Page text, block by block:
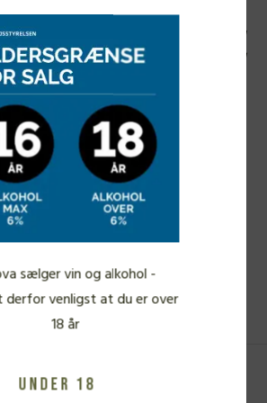
kaprifolie og et strejf af
sygt cremet og med en herlig
Fersken, kvæde, nektarin vendt med
og vel kalibreret fadkrydderi. Alt
og intensiteten er slående,
et lille bittert bid og en utrolig
Jyllands-Posten, om 2019
sælger vin og alkohol -
venligst at du er over
18 år
Under 18